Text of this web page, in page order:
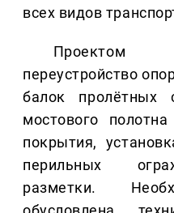
всех видов
Проектом
переустройство
балок пролётных
мостового
покрытия,
перильных
разметки.